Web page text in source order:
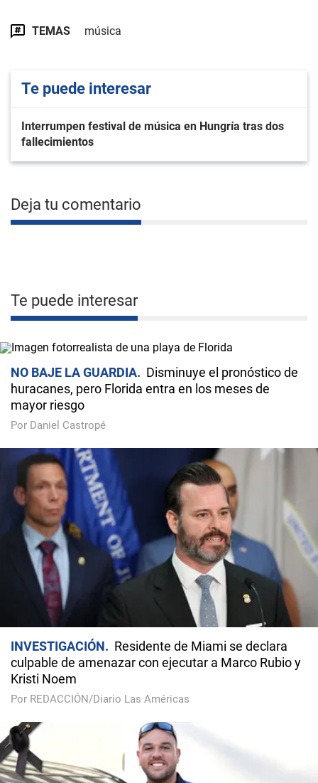
TEMAS música
Te puede interesar
Interrumpen festival de música en Hungría tras dos
fallecimientos
Deja tu comentario
Te puede interesar
NO BAJE LA GUARDIA
Disminuye el pronóstico de
huracanes, pero Florida entra en los meses de
mayor riesgo
Por Daniel Castropé
INVESTIGACIÓN
Residente de Miami se declara
culpable de amenazar con ejecutar a Marco Rubio y
Kristi Noem
Por REDACCIÓN/Diario Las Américas